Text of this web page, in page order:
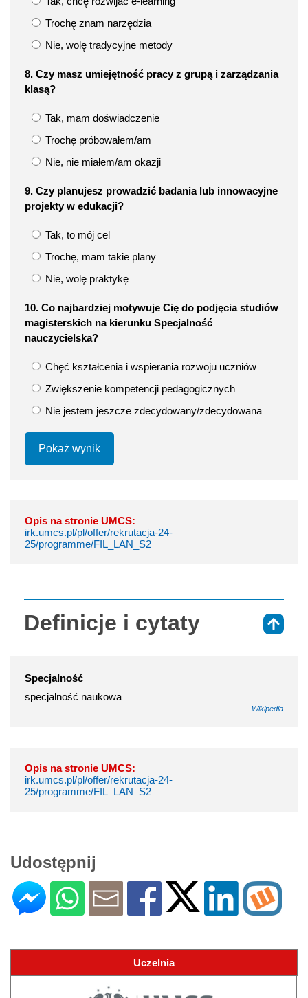
Trochę znam narzędzia
Nie, wolę tradycyjne metody
8. Czy masz umiejętność pracy z grupą i zarządzania
klasą?
Tak, mam doświadczenie
Trochę próbowałem/am
Nie, nie miałem/am okazji
9. Czy planujesz prowadzić badania lub innowacyjne
projekty w edukacji?
Tak, to mój cel
Trochę, mam takie plany
Nie, wolę praktykę
10. Co najbardziej motywuje Cię do podjęcia studiów
magisterskich na kierunku Specjalność
nauczycielska?
Chęć kształcenia i wspierania rozwoju uczniów
Zwiększenie kompetencji pedagogicznych
Nie jestem jeszcze zdecydowany/zdecydowana
Pokaż wynik
Opis na stronie UMCS:
irk.umcs.pl/pl/offer/rekrutacja-24-
25/programme/FIL_LAN_S2
Definicje i cytaty
Specjalność
specjalność naukowa
Wikipedia
Opis na stronie UMCS:
irk.umcs.pl/pl/offer/rekrutacja-24-
25/programme/FIL_LAN_S2
Udostępnij
Uczelnia